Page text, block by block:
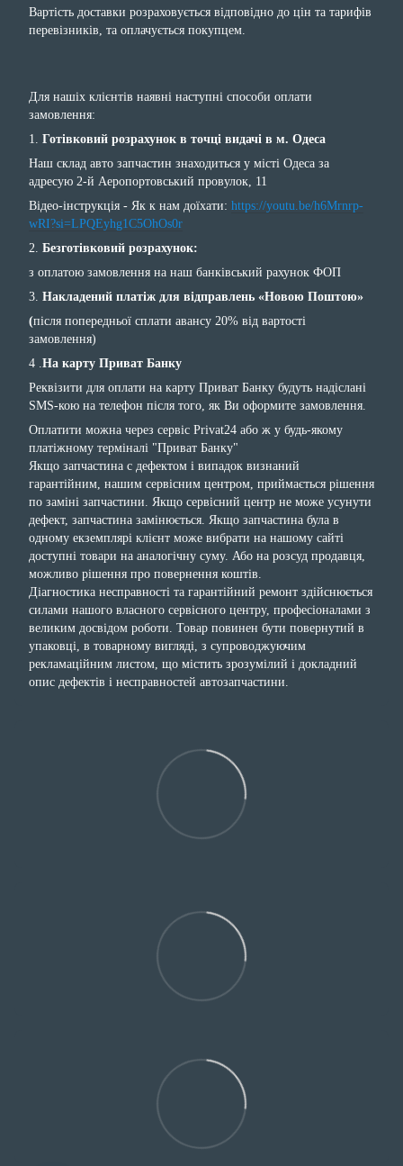
Вартість доставки розраховується відповідно до цін та тарифів
перевізників, та оплачується покупцем.
Для нашіх клієнтів наявні наступні способи оплати
замовлення:
1. Готівковий розрахунок в точці видачі в м. Одеса
Наш склад авто запчастин знаходиться у місті Одеса за
адресую 2-й Аеропортовський провулок, 11
Відео-інструкція - Як к нам доїхати: https://youtu.be/h6Mrnrp-
wRI?si=LPQEyhg1C5OhOs0r
2. Безготівковий розрахунок:
з оплатою замовлення на наш банківський рахунок ФОП
3. Накладений платіж для відправлень «Новою Поштою»
(після попередньої сплати авансу 20% від вартості
замовлення)
4 . На карту Приват Банку
Реквізити для оплати на карту Приват Банку будуть надіслані
SMS-кою на телефон після того, як Ви оформите замовлення.
Оплатити можна через сервіс Privat24 або ж у будь-якому
платіжному терміналі "Приват Банку"
Якщо запчастина с дефектом і випадок визнаний
гарантійним, нашим сервісним центром, приймається рішення
по заміні запчастини. Якщо сервісний центр не може усунути
дефект, запчастина замінюється. Якщо запчастина була в
одному екземплярі клієнт може вибрати на нашому сайті
доступні товари на аналогічну суму. Або на розсуд продавця,
можливо рішення про повернення коштів.
Діагностика несправності та гарантійний ремонт здійснюється
силами нашого власного сервісного центру, професіоналами з
великим досвідом роботи. Товар повинен бути повернутий в
упаковці, в товарному вигляді, з супроводжуючим
рекламаційним листом, що містить зрозумілий і докладний
опис дефектів і несправностей автозапчастини.